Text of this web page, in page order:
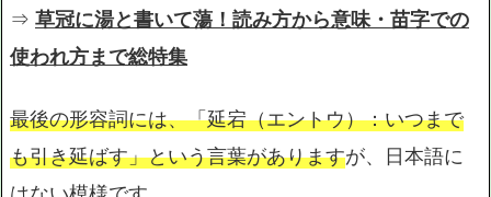
⇒ 草冠に湯と書いて蕩！読み方から意味・苗字での
使われ方まで総特集
最後の形容詞には、「延宕（エントウ）：いつまで
も引き延ばす」という言葉がありますが、日本語に